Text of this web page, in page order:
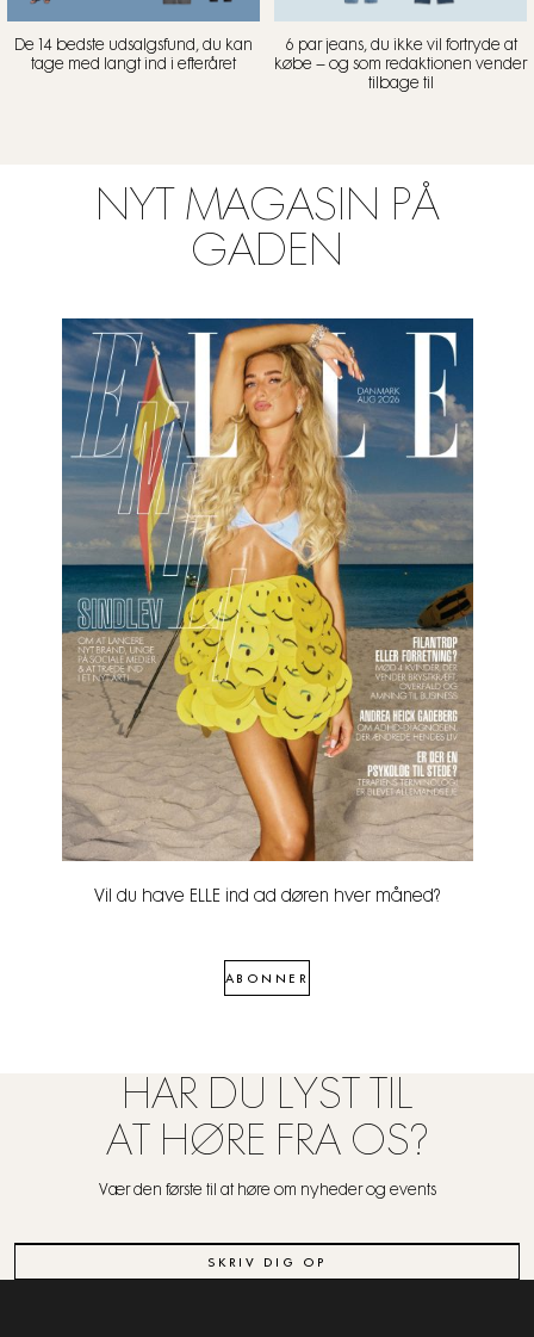
De 14 bedste udsalgsfund, du kan
tage med langt ind i efteråret
6 par jeans, du ikke vil fortryde at
købe – og som redaktionen vender
tilbage til
NYT MAGASIN PÅ
GADEN
Vil du have ELLE ind ad døren hver måned?
ABONNER
HAR DU LYST TIL
AT HØRE FRA OS?
Vær den første til at høre om nyheder og events
SKRIV DIG OP